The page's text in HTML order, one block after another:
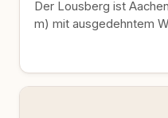
Der Lousberg ist
m) mit ausgedehntem